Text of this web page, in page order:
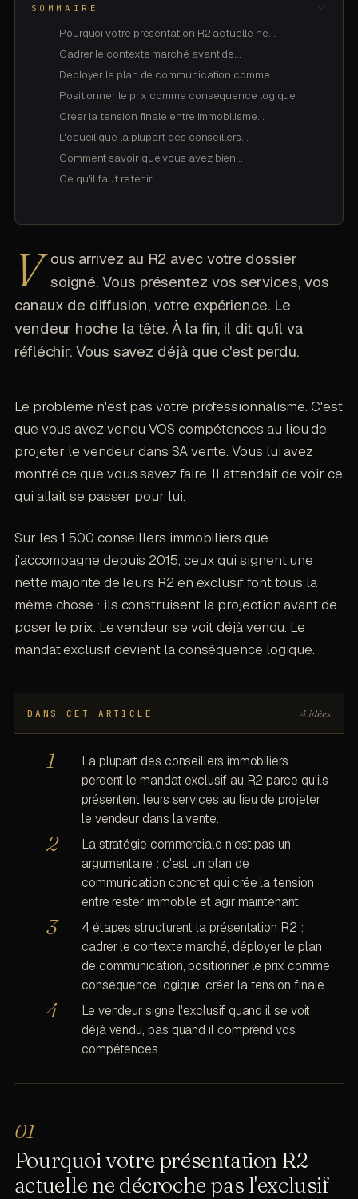
SOMMAIRE
Pourquoi votre présentation R2 actuelle ne…
Cadrer le contexte marché avant de…
Déployer le plan de communication comme…
Positionner le prix comme conséquence logique
Créer la tension finale entre immobilisme…
L'écueil que la plupart des conseillers…
Comment savoir que vous avez bien…
Ce qu'il faut retenir
V ous arrivez au R2 avec votre dossier
soigné. Vous présentez vos services, vos
canaux de diffusion, votre expérience. Le
vendeur hoche la tête. À la fin, il dit qu'il va
réfléchir. Vous savez déjà que c'est perdu.
Le problème n'est pas votre professionnalisme. C'est
que vous avez vendu VOS compétences au lieu de
projeter le vendeur dans SA vente. Vous lui avez
montré ce que vous savez faire. Il attendait de voir ce
qui allait se passer pour lui.
Sur les 1 500 conseillers immobiliers que
j'accompagne depuis 2015, ceux qui signent une
nette majorité de leurs R2 en exclusif font tous la
même chose : ils construisent la projection avant de
poser le prix. Le vendeur se voit déjà vendu. Le
mandat exclusif devient la conséquence logique.
DANS CET ARTICLE 4 idées
La plupart des conseillers immobiliers
perdent le mandat exclusif au R2 parce qu'ils
présentent leurs services au lieu de projeter
le vendeur dans la vente.
La stratégie commerciale n'est pas un
argumentaire : c'est un plan de
communication concret qui crée la tension
entre rester immobile et agir maintenant.
4 étapes structurent la présentation R2 :
cadrer le contexte marché, déployer le plan
de communication, positionner le prix comme
conséquence logique, créer la tension finale.
Le vendeur signe l'exclusif quand il se voit
déjà vendu, pas quand il comprend vos
compétences.
Pourquoi votre présentation R2
actuelle ne décroche pas l'exclusif